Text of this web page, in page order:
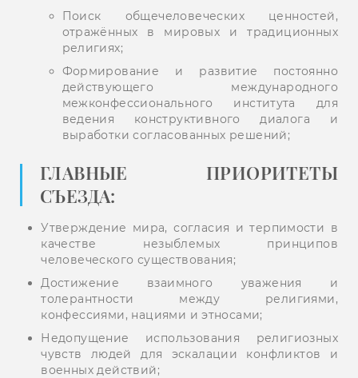
Поиск общечеловеческих ценностей,
отражённых в мировых и традиционных
религиях;
Формирование и развитие постоянно
действующего международного
межконфессионального института для
ведения конструктивного диалога и
выработки согласованных решений;
ГЛАВНЫЕ ПРИОРИТЕТЫ
СЪЕЗДА:
Утверждение мира, согласия и терпимости в
качестве незыблемых принципов
человеческого существования;
Достижение взаимного уважения и
толерантности между религиями,
конфессиями, нациями и этносами;
Недопущение использования религиозных
чувств людей для эскалации конфликтов и
военных действий;